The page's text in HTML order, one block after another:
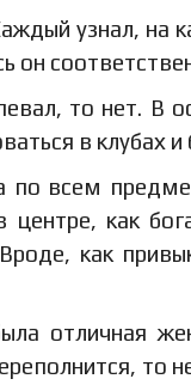
узнал, на
он
то нет. В
в клубах
по всем
как
как
отличная
то